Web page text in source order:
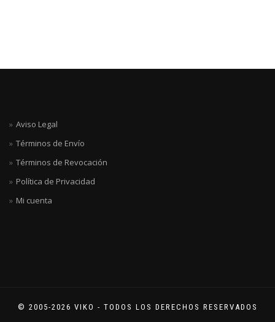
Aviso Legal
Términos de Envío
Términos de Revocación
Política de Privacidad
Mi cuenta
© 2005-2026 VIKO - TODOS LOS DERECHOS RESERVADOS